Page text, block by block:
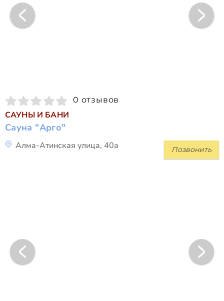
0 отзывов
САУНЫ И БАНИ
Сауна "Арго"
Позвонить
Алма-Атинская улица, 40а